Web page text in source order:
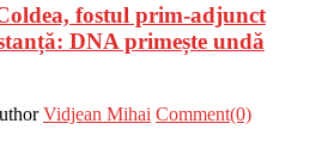
fostul prim-adjunct
DNA primește undă
Vidjean Mihai Comment(0)